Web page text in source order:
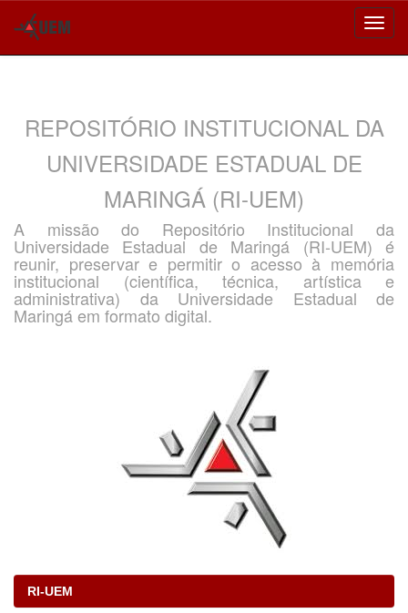
REPOSITÓRIO INSTITUCIONAL DA
UNIVERSIDADE ESTADUAL DE
MARINGÁ (RI-UEM)
A missão do Repositório Institucional da
Universidade Estadual de Maringá (RI-UEM) é
reunir, preservar e permitir o acesso à memória
institucional (científica, técnica, artística e
administrativa) da Universidade Estadual de
Maringá em formato digital.
RI-UEM